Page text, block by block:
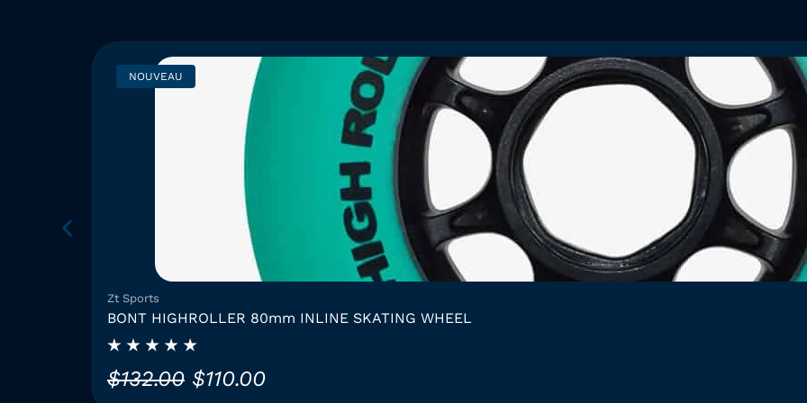
NOUVEAU
Zt Sports
BONT HIGHROLLER 80mm INLINE SKATING WHEEL
$132.00 L
$110.00L